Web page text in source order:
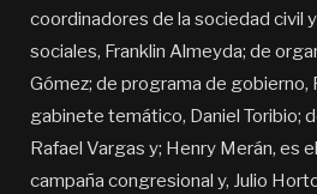
coordinadores de la sociedad civil
sociales, Franklin Almeyda; de
Gómez; de programa de gobierno,
gabinete temático, Daniel Toribio;
Rafael Vargas y; Henry Merán, es
campaña congresional y, Julio